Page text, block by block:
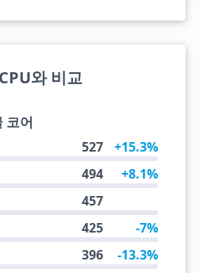
와 비교
코어
527 +15.3%
494 +8.1%
457
425 -7%
396 -13.3%